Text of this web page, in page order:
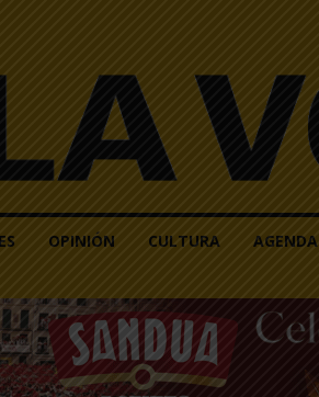
OPINIÓN CULTURA AGENDA